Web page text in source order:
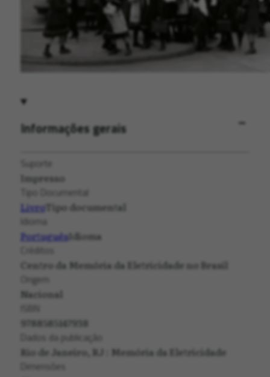
Informações gerais
Suporte
Impresso
Tipo Documental
LivroTipo documental
Idioma
PortuguêsIdioma
Créditos
Centro da Memória da Eletricidade no Brasil
Origem
Nacional
9788585147938
Dados da publicação
Rio de Janeiro, RJ : Memória da Eletricidade
Dimensões